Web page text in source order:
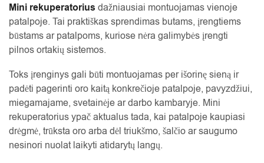
Mini rekuperatorius dažniausiai montuojamas vienoje
patalpoje. Tai praktiškas sprendimas butams, įrengtiems
būstams ar patalpoms, kuriose nėra galimybės įrengti
pilnos ortakių sistemos.
Toks įrenginys gali būti montuojamas per išorinę sieną ir
padėti pagerinti oro kaitą konkrečioje patalpoje, pavyzdžiui,
miegamajame, svetainėje ar darbo kambaryje. Mini
rekuperatorius ypač aktualus tada, kai patalpoje kaupiasi
drėgmė, trūksta oro arba dėl triukšmo, šalčio ar saugumo
nesinori nuolat laikyti atidarytų langų.